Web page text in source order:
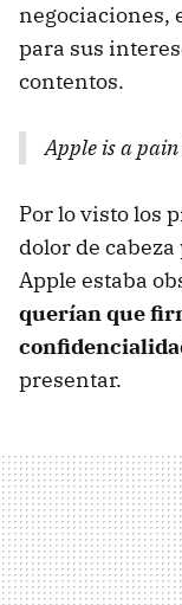
negociaciones,
para sus
contentos.
Apple is a
Por lo visto los
dolor de
Apple estaba
querían que
presentar.